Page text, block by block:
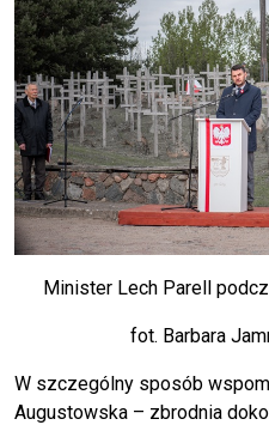
Minister Lech Parell
fot. Barbara
W szczególny sposób
Augustowska – zbrodnia